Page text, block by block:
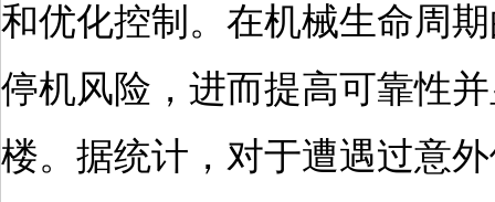
和优化控制。在机械生命周
停机风险，进而提高可靠性
楼。据统计，对于遭遇过意